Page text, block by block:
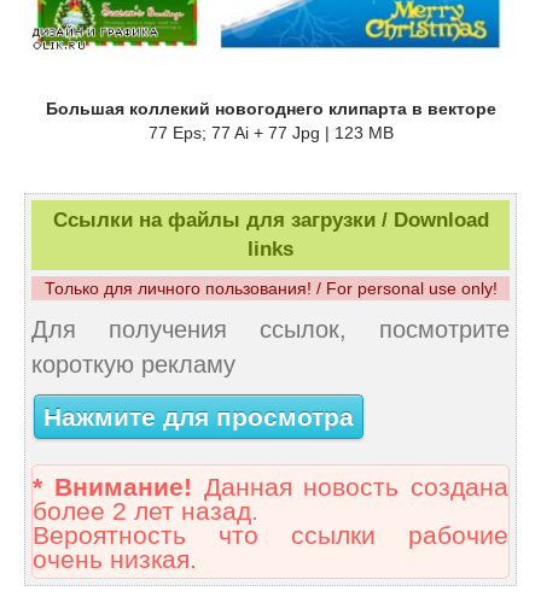
Большая коллекий новогоднего клипарта в векторе
77 Eps; 77 Ai + 77 Jpg | 123 MB
Ссылки на файлы для загрузки / Download
links
Только для личного пользования! / For personal use only!
Для получения ссылок, посмотрите
короткую рекламу
Нажмите для просмотра
* Внимание! Данная новость создана
более 2 лет назад.
Вероятность что ссылки рабочие
очень низкая.